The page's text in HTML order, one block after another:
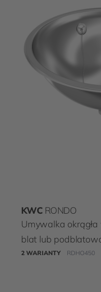
KWC RONDO
Umywalka
blat lub
2 WARIANTY RDHO450